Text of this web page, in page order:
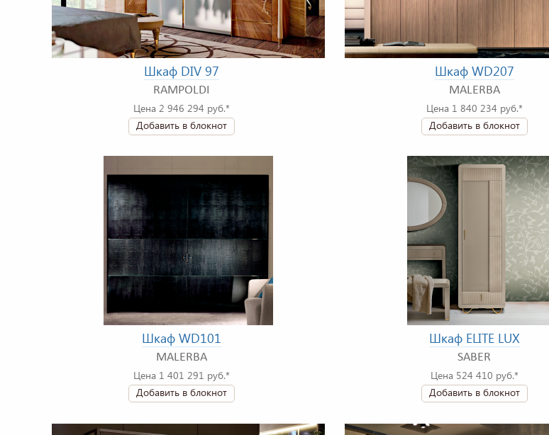
Шкаф DIV 97
RAMPOLDI
Цена 2 946 294 руб.*
Добавить в блокнот
Шкаф WD207
MALERBA
Цена 1 840 234 руб.*
Добавить в блокнот
Шкаф WD101
MALERBA
Цена 1 401 291 руб.*
Добавить в блокнот
Шкаф ELITE LUX
SABER
Цена 524 410 руб.*
Добавить в блокнот